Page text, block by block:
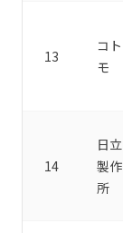
13
コト
モ
14
日立
製作
所